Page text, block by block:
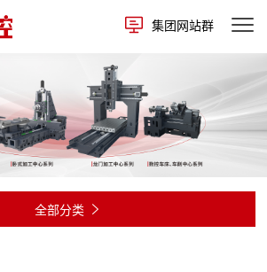
集团网站群
全部分类 